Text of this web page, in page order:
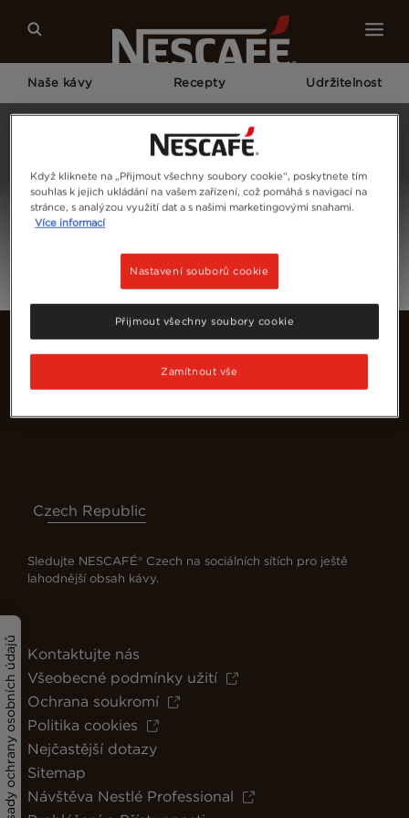
Naše kávy Recepty Udržitelnost
Zásady ochrany osobních údajů
Czech Republic
Sledujte NESCAFÉ® Czech na sociálních sítích pro ještě
lahodnější obsah kávy.
Kontaktujte nás
Všeobecné podmínky užití
Ochrana soukromí
Politika cookies
Nejčastější dotazy
Sitemap
Návštěva Nestlé Professional
Když kliknete na „Přijmout všechny soubory cookie“, poskytnete tím
souhlas k jejich ukládání na vašem zařízení, což pomáhá s navigací na
stránce, s analýzou využití dat a s našimi marketingovými snahami.
Více informací
Nastavení souborů cookie
Zamítnout vše
Přijmout všechny soubory cookie